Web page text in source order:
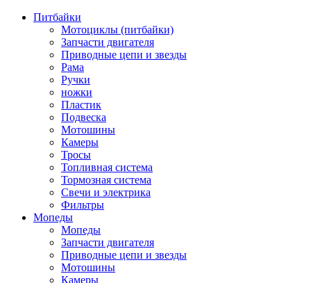
Питбайки
Мотоциклы (питбайки)
Запчасти двигателя
Приводные цепи и звезды
Рама
Ручки
ножки
Пластик
Подвеска
Мотошины
Камеры
Тросы
Топливная система
Тормозная система
Свечи и электрика
Фильтры
Мопеды
Мопеды
Запчасти двигателя
Приводные цепи и звезды
Мотошины
Камеры